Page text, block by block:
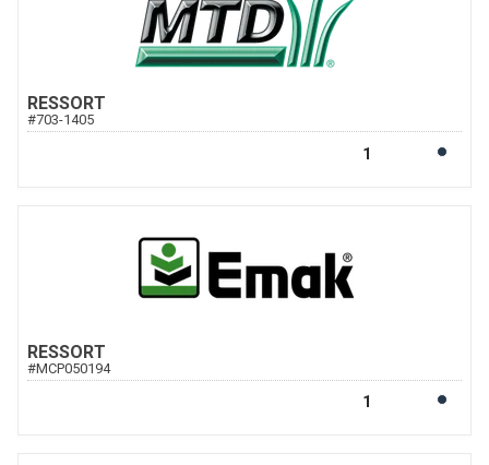
RESSORT
#703-1405
RESSORT
#MCP050194